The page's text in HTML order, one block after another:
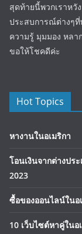
สุดท้ายนี้พวกเราหวั
ประสบการณ์ต่างๆที่
ความรู้ มุมมอง หลา
ขอให้โชคดีค่ะ
Hot Topics
หางานในอเมริกา
โอนเงินจากต่างปร
2023
ซื้อของออนไลน์ในอ
10 เว็บไซต์หาคู่ใน